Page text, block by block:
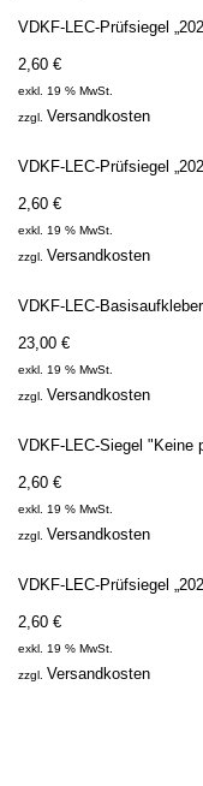
VDKF-LEC-Prüfsiegel
2,60 €
exkl. 19 % MwSt.
zzgl. Versandkosten
VDKF-LEC-Prüfsiegel
2,60 €
exkl. 19 % MwSt.
zzgl. Versandkosten
VDKF-LEC-Basisaufkleber
23,00 €
exkl. 19 % MwSt.
zzgl. Versandkosten
VDKF-LEC-Siegel "Keine
2,60 €
exkl. 19 % MwSt.
zzgl. Versandkosten
VDKF-LEC-Prüfsiegel
2,60 €
exkl. 19 % MwSt.
zzgl. Versandkosten